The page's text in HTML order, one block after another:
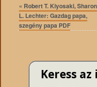
« Robert T. Kiyosaki, Sharon
L. Lechter: Gazdag papa,
szegény papa PDF
Keress